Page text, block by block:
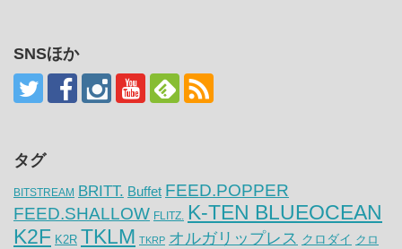
SNSほか
タグ
BITSTREAM BRITT. Buffet FEED.POPPER
FEED.SHALLOW FLITZ.
K-TEN BLUEOCEAN
K2F K2R TKLM TKRP オルガリップレス クロダイ クロ